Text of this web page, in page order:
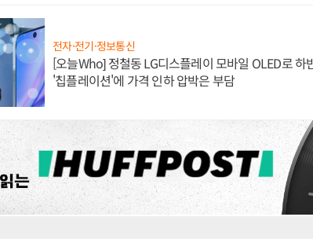
전자·전기·정보통신
[오늘Who] 정철동 LG디스플레이 모바일 OLED로 하
'칩플레이션'에 가격 인하 압박은 부담